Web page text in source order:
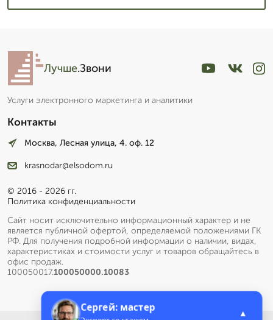
Лучше.Звони
Услуги электронного маркетинга и аналитики
Контакты
Москва, Лесная улица, 4. оф. 12
krasnodar@elsodom.ru
© 2016 - 2026 гг.
Политика конфиденциальности
Сайт носит исключительно информационный характер и не
является публичной офертой, определяемой положениями ГК
РФ. Для получения подробной информации о наличии, видах,
характеристиках и стоимости услуг и товаров обращайтесь в
офис продаж.
100050017.100050000.10083
Сергей: мастер ▲